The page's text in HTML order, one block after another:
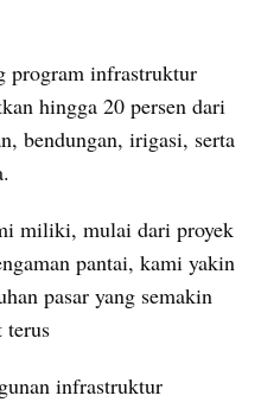
program infrastruktur
hingga 20 persen dari
bendungan, irigasi, serta
miliki, mulai dari proyek
pantai, kami yakin
pasar yang semakin
terus
infrastruktur